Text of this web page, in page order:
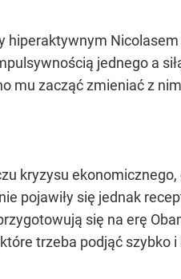
jednego a
mu zacząć zmieniać z
kryzysu
pojawiły się jednak
się na erę
trzeba podjąć szybko i